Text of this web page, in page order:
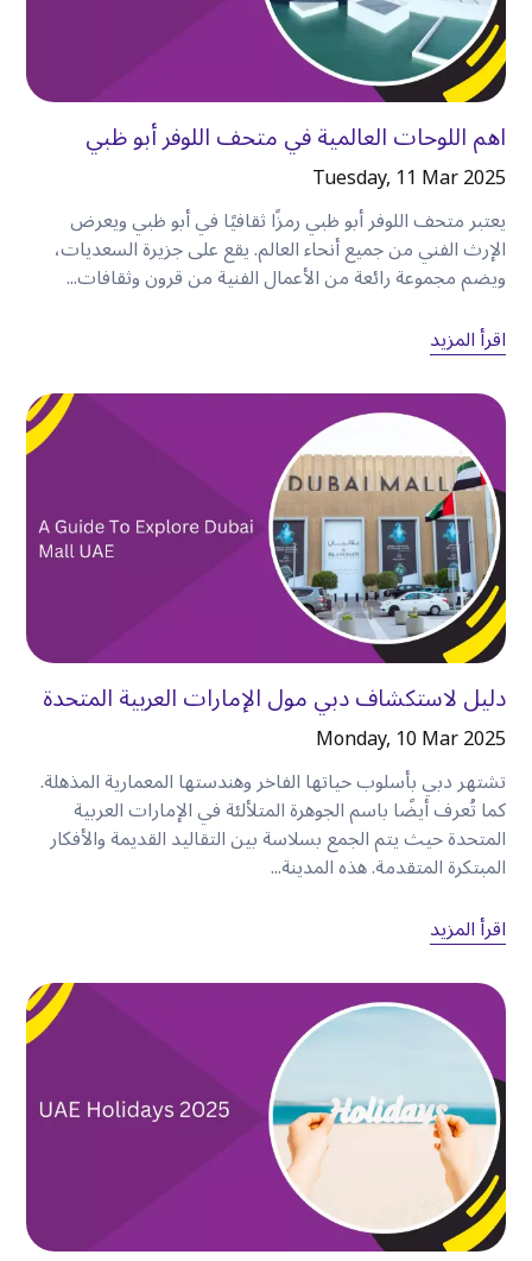
اجعل رحلات نهاية الأسبوع بالسيارة أكثر سهولة
يمنحك الإقامة فيالكرامةأيضًا إمكانية الوصول
بسهولة بالسيارة إلى وجهات خارج وسط دبي
يستمتع العديد من الزوار برحلات نهاية الأسبوع إلى
•أبو ظبي.
•حتا.
•القدرا.
•الفجيرة.
•رأس الخيمة.
تمنحك سيارة الإيجار المرونة في الانطلاق متى شئت
والاستمتاع بالرحلة بالسرعة التي تناسبك
لماذا يفضل المزيد من الزوار السيارات
المستأجرة على سيارات الأجرة
على الرغم من أن سيارات الأجرة مريحة للرحلات
العرضية، إلا أنها قد لا تكون دائمًا الخيار الأكثر عملية
للمسافرين الذين يقومون بعدة رحلات يوميًا.
توفر السيارة المستأجرة
•مرونة أكبر.
•خصوصية أفضل.
•راحة أكبر.
•سهولة أكبر في التعامل مع الأمتعة.
• حرية الاستكشاف متى شئت.
بالنسبة للزوار الذين يقيمون لعدة أيام أو أكثر، غالبًا ما
يصبحاستئجار سيارةالحل الأكثر عملية للنقل.
لماذا تختار كويك ليز في الكرامة
تجعل كويك ليز استئجار السيارة أمرًا بسيطًا ومريحًا
للعملاء المقيمين فيالكرامة
يستفيد العملاء من
•سيارات اقتصادية، وسيدان، وسيارات الدفع الرباعي
اهم اللوحات العالمية في متحف اللوفر أبو ظبي
Tuesday, 11 Mar 2025
يعتبر متحف اللوفر أبو ظبي رمزًا ثقافيًا في أبو ظبي ويعرض
الإرث الفني من جميع أنحاء العالم. يقع على جزيرة السعديات،
ويضم مجموعة رائعة من الأعمال الفنية من قرون وثقافات...
اقرأ المزيد
دليل لاستكشاف دبي مول الإمارات العربية المتحدة
Monday, 10 Mar 2025
تشتهر دبي بأسلوب حياتها الفاخر وهندستها المعمارية المذهلة.
كما تُعرف أيضًا باسم الجوهرة المتلألئة في الإمارات العربية
المتحدة حيث يتم الجمع بسلاسة بين التقاليد القديمة والأفكار
المبتكرة المتقدمة. هذه المدينة...
اقرأ المزيد